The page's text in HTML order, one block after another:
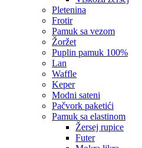
pletenina
frotir
pamuk sa vezom
žoržet
puplin pamuk 100%
lan
waffle
keper
modni sateni
pačvork paketići
pamuk sa elastinom
žersej rupice
futer